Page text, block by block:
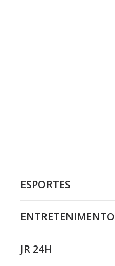
ESPORTES
ENTRETENIMENTO
JR 24H